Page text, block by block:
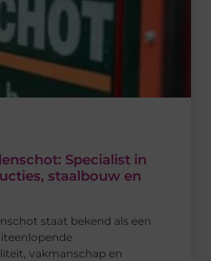
Specialist in
staalbouw en
staat bekend als een
vakmanschap en